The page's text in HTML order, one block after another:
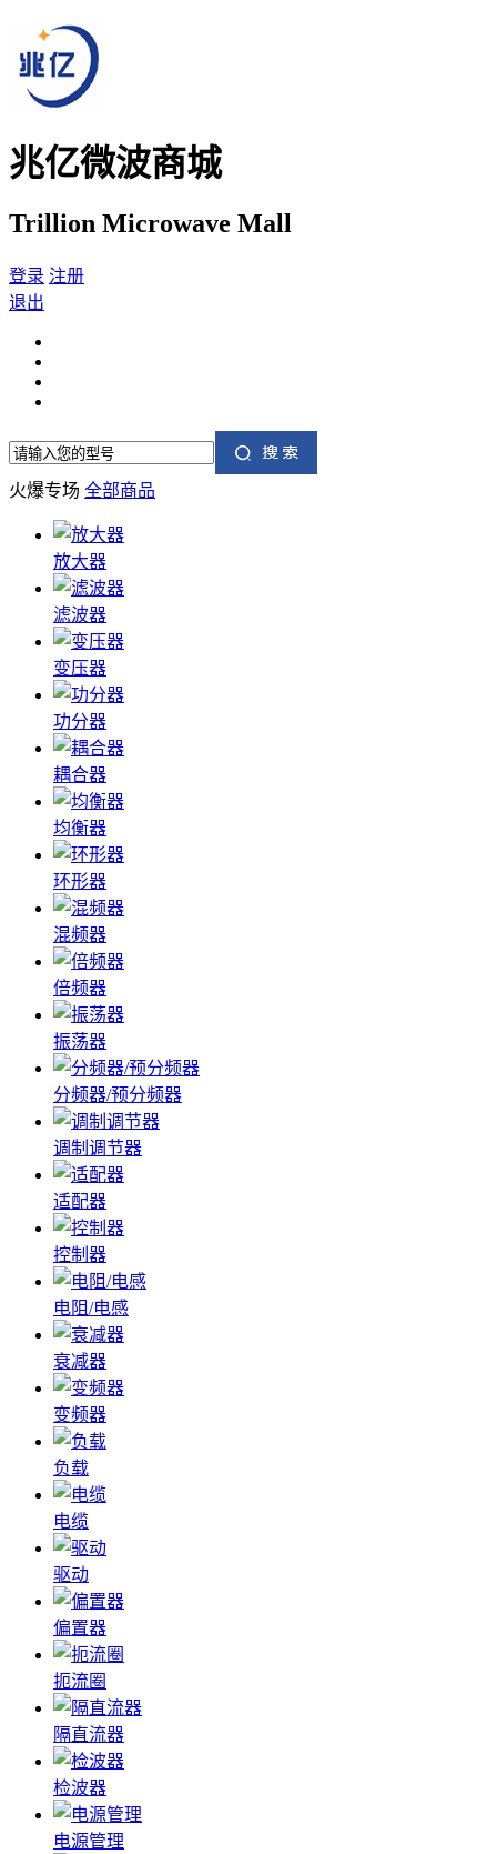
兆亿微波商城
Trillion Microwave Mall
登录 注册
退出
火爆专场 全部商品
放大器
滤波器
变压器
功分器
耦合器
均衡器
环形器
混频器
倍频器
振荡器
分频器/预分频器
调制调节器
适配器
控制器
电阻/电感
衰减器
变频器
负载
电缆
驱动
偏置器
扼流圈
隔直流器
检波器
电源管理